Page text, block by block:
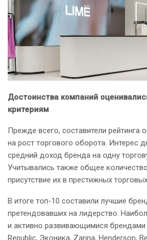
Достоинства компаний
критериям
Прежде всего, составители рейтинга
на рост торгового оборота. Интерес
средний доход бренда на одну
Учитывались также общее
присутствие их в престижных
В итоге топ-10 составили лучшие
претендовавших на лидерство.
и активно развивающимися брендами
Republic, Эконика, Zarina, Henderson,